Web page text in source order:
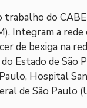
trabalho do
Integram a
de bexiga na
Estado de São
Hospital
de São Paulo